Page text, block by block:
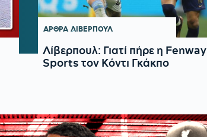
ΑΡΘΡΑ ΛΙΒΕΡΠΟΥΛ
Λίβερπουλ: Γιατί πήρε η Fenway
Sports τον Κόντι Γκάκπο